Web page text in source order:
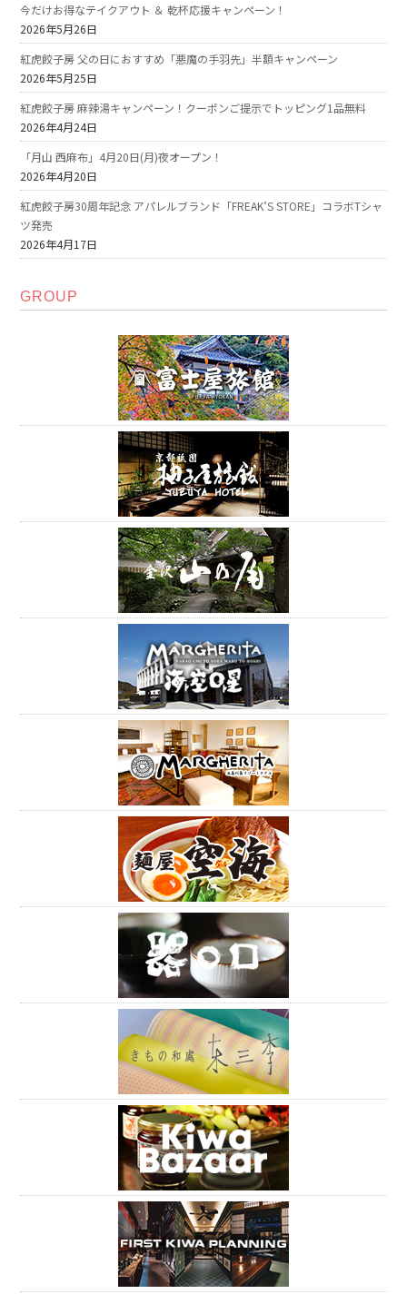
今だけお得なテイクアウト ＆ 乾杯応援キャンペーン！
2026年5月26日
紅虎餃子房 父の日におすすめ「悪魔の手羽先」半額キャンペーン
2026年5月25日
紅虎餃子房 麻辣湯キャンペーン！クーポンご提示でトッピング1品無料
2026年4月24日
「月山 西麻布」4月20日(月)夜オープン！
2026年4月20日
紅虎餃子房30周年記念 アパレルブランド「FREAK’S STORE」コラボTシャ
ツ発売
2026年4月17日
GROUP